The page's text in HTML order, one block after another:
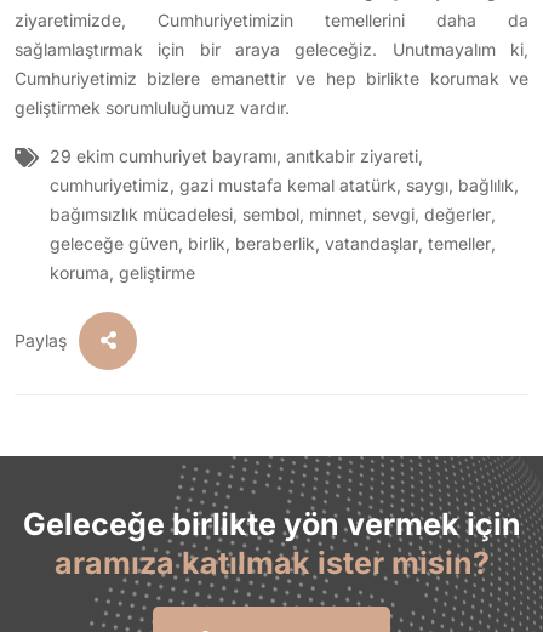
ziyaretimizde, Cumhuriyetimizin temellerini daha da
sağlamlaştırmak için bir araya geleceğiz. Unutmayalım ki,
Cumhuriyetimiz bizlere emanettir ve hep birlikte korumak ve
geliştirmek sorumluluğumuz vardır.
29 ekim cumhuriyet bayramı, anıtkabir ziyareti,
cumhuriyetimiz, gazi mustafa kemal atatürk, saygı, bağlılık,
bağımsızlık mücadelesi, sembol, minnet, sevgi, değerler,
geleceğe güven, birlik, beraberlik, vatandaşlar, temeller,
koruma, geliştirme
Paylaş
Geleceğe birlikte yön vermek için
aramıza katılmak ister misin?